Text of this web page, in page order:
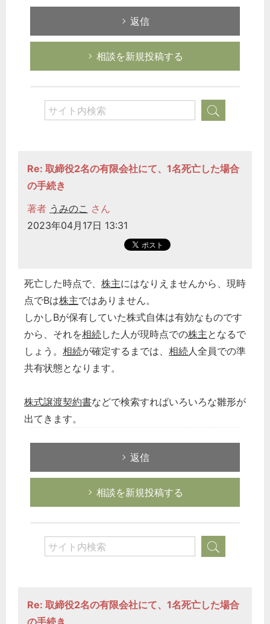
返信
相談を新規投稿する
Re: 取締役2名の有限会社にて、1名死亡した場合
の手続き
著者 うみのこ さん
2023年04月17日 13:31
死亡した時点で、 株主にはなりえませんから、現時
点でBは株主ではありません。
しかしBが保有していた株式自体は有効なものです
から、それを相続した人が現時点での株主となるで
しょう。 相続が確定するまでは、 相続人全員での準
共有状態となります。
株式譲渡契約書などで検索すればいろいろな雛形が
出てきます。
返信
相談を新規投稿する
Re: 取締役2名の有限会社にて、1名死亡した場合